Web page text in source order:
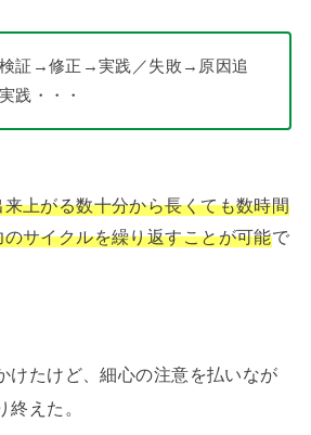
証→修正→実践／失敗→原因追
践・・・
来上がる数十分から長くても数時間
サイクルを繰り返すことが可能で
けたけど、細心の注意を払いなが
終えた。